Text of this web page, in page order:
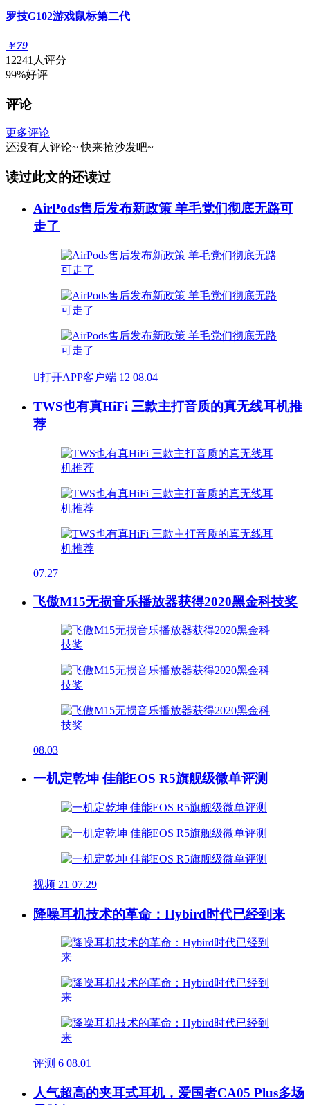
罗技G102游戏鼠标第二代
￥79
12241人评分
99%好评
评论
更多评论
还没有人评论~ 快来抢沙发吧~
读过此文的还读过
AirPods售后发布新政策 羊毛党们彻底无路可
走了
打开APP客户端 12 08.04
TWS也有真HiFi 三款主打音质的真无线耳机推
荐
07.27
飞傲M15无损音乐播放器获得2020黑金科技奖
08.03
一机定乾坤 佳能EOS R5旗舰级微单评测
视频 21 07.29
降噪耳机技术的革命：Hybird时代已经到来
评测 6 08.01
人气超高的夹耳式耳机，爱国者CA05 Plus多场